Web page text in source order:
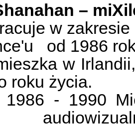
–
w
od 1986
w
roku życia.
- 1990